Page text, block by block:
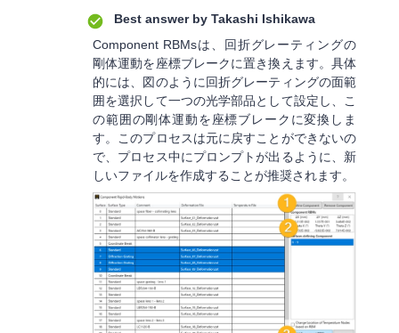
Best answer by Takashi Ishikawa
Component RBMsは、回折グレーティングの
剛体運動を座標ブレークに置き換えます。具体
的には、図のように回折グレーティングの面範
囲を選択して一つの光学部品として設定し、こ
の範囲の剛体運動を座標ブレークに変換しま
す。このプロセスは元に戻すことができないの
で、プロセス中にプロンプトが出るように、新
しいファイルを作成することが推奨されます。